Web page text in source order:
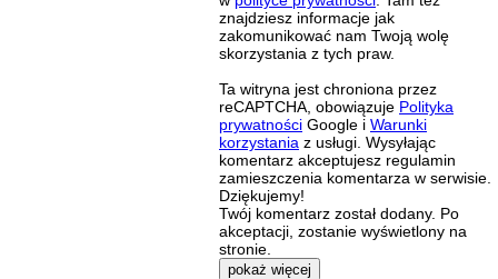
znajdziesz informacje jak
zakomunikować nam Twoją wolę
skorzystania z tych praw.
Ta witryna jest chroniona przez
reCAPTCHA, obowiązuje Polityka
prywatności Google i Warunki
korzystania z usługi. Wysyłając
komentarz akceptujesz regulamin
zamieszczenia komentarza w serwisie.
Dziękujemy!
Twój komentarz został dodany. Po
akceptacji, zostanie wyświetlony na
stronie.
pokaż więcej